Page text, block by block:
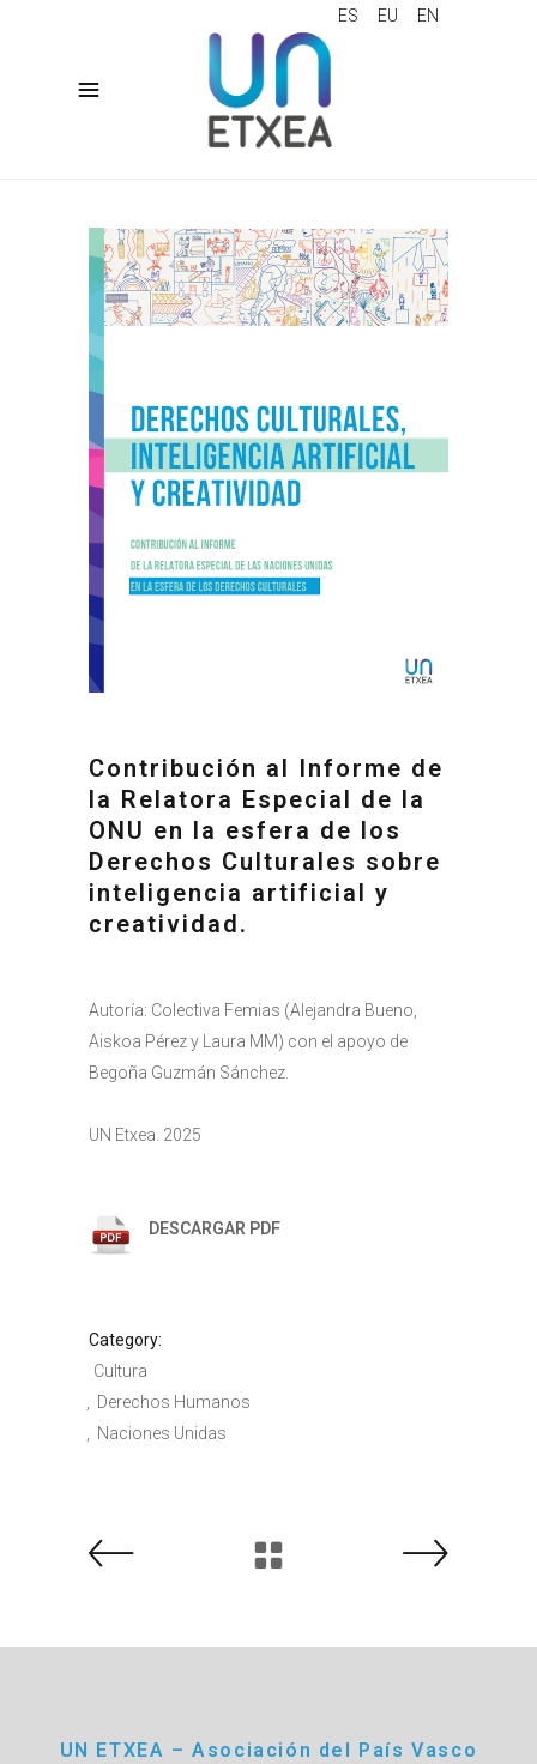
ES EU EN
Contribución al Informe de
la Relatora Especial de la
ONU en la esfera de los
Derechos Culturales sobre
inteligencia artificial y
creatividad.
Autoría: Colectiva Femias (Alejandra Bueno,
Aiskoa Pérez y Laura MM) con el apoyo de
Begoña Guzmán Sánchez.
UN Etxea. 2025
DESCARGAR PDF
Category:
Cultura
Derechos Humanos
Naciones Unidas
UN ETXEA – Asociación del País Vasco